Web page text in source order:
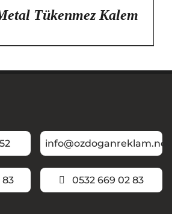
Tükenmez Kalem
info@ozdoganreklam.net
83 0532 669 02 83